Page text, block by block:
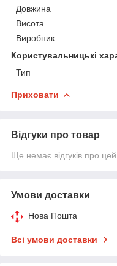
Довжина
Висота
Виробник
Користувальницькі
Тип
Приховати
Відгуки про товар
Ще немає відгуків про
Умови доставки
Нова Пошта
Всі умови доставки